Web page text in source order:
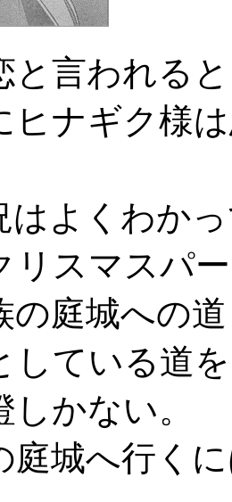
と言われる
ヒナギク様
はよくわか
リスマスパ
の庭城への
している道
かない。
庭城へ行く